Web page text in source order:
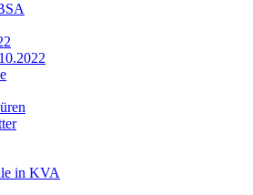
in KVA